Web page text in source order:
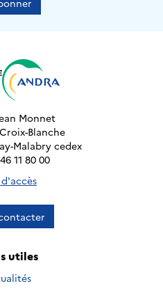
Monnet
Blanche
Malabry cedex
11 80 00
utiles